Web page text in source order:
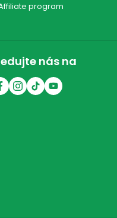
program
nás na